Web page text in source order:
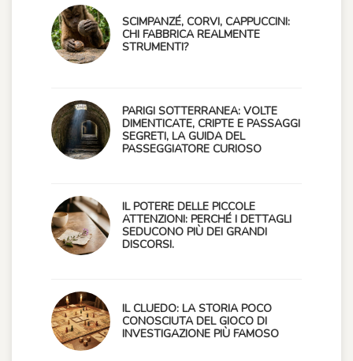
SCIMPANZÉ, CORVI, CAPPUCCINI:
CHI FABBRICA REALMENTE
STRUMENTI?
PARIGI SOTTERRANEA: VOLTE
DIMENTICATE, CRIPTE E PASSAGGI
SEGRETI, LA GUIDA DEL
PASSEGGIATORE CURIOSO
IL POTERE DELLE PICCOLE
ATTENZIONI: PERCHÉ I DETTAGLI
SEDUCONO PIÙ DEI GRANDI
DISCORSI.
IL CLUEDO: LA STORIA POCO
CONOSCIUTA DEL GIOCO DI
INVESTIGAZIONE PIÙ FAMOSO